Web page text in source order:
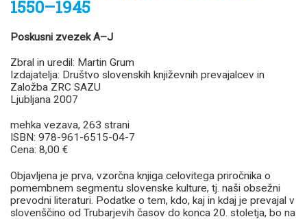
1550–1945
Poskusni zvezek A–J
Zbral in uredil: Martin Grum
Izdajatelja: Društvo slovenskih književnih prevajalcev in
Založba ZRC SAZU
Ljubljana 2007
mehka vezava, 263 strani
ISBN: 978-961-6515-04-7
Cena: 8,00 €
Objavljena je prva, vzorčna knjiga celovitega priročnika o
pomembnem segmentu slovenske kulture, tj. naši obsežni
prevodni literaturi. Podatke o tem, kdo, kaj in kdaj je prevajal v
slovenščino od Trubarjevih časov do konca 20. stoletja, bo na